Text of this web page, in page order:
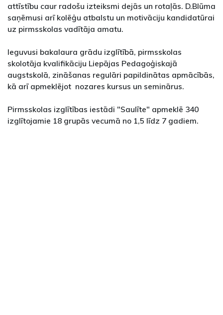
attīstību caur radošu izteiksmi dejās un rotaļās. D.Blūma
saņēmusi arī kolēģu atbalstu un motivāciju kandidatūrai
uz pirmsskolas vadītāja amatu.
Ieguvusi bakalaura grādu izglītībā, pirmsskolas
skolotāja kvalifikāciju Liepājas Pedagoģiskajā
augstskolā, zināšanas regulāri papildinātas apmācībās,
kā arī apmeklējot nozares kursus un seminārus.
Pirmsskolas izglītības iestādi "Saulīte" apmeklē 340
izglītojamie 18 grupās vecumā no 1,5 līdz 7 gadiem.